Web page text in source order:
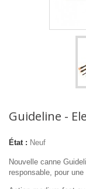
Guideline -
État : Neuf
Nouvelle canne
responsable, pour